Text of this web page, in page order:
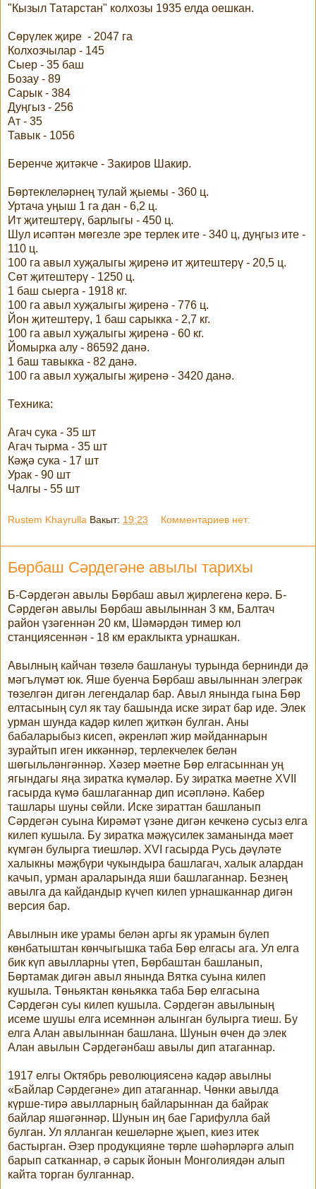
"Кызыл Татарстан" колхозы 1935 елда оешкан.
Сөрүлек җире - 2047 га
Колхозчылар - 145
Сыер - 35 баш
Бозау - 89
Сарык - 384
Дуңгыз - 256
Ат - 35
Тавык - 1056
Беренче җитәкче - Закиров Шакир.
Бөртеклеләрнең тулай җыемы - 360 ц.
Уртача уңыш 1 га дан - 6,2 ц.
Ит җитештерү, барлыгы - 450 ц.
Шул исәптән мөгезле эре терлек ите - 340 ц, дуңгыз ите -
110 ц.
100 га авыл хуҗалыгы җиренә ит җитештерү - 20,5 ц.
Сөт җитештерү - 1250 ц.
1 баш сыерга - 1918 кг.
100 га авыл хуҗалыгы җиренә - 776 ц.
Йон җитештерү, 1 баш сарыкка - 2,7 кг.
100 га авыл хуҗалыгы җиренә - 60 кг.
Йомырка алу - 86592 данә.
1 баш тавыкка - 82 данә.
100 га авыл хуҗалыгы җиренә - 3420 данә.
Техника:
Агач сука - 35 шт
Агач тырма - 35 шт
Кәҗә сука - 17 шт
Урак - 90 шт
Чалгы - 55 шт
Rustem Khayrulla Вакыт: 19:23 Комментариев нет:
Бөрбаш Сәрдегәне авылы тарихы
Б-Сәрдегән авылы Бөрбаш авыл җирлегенә керә. Б-
Сәрдегән авылы Бөрбаш авылыннан 3 км, Балтач
район үзәгеннән 20 км, Шәмәрдән тимер юл
станциясеннән - 18 км ераклыкта урнашкан.
Авылның кайчан төзелә башлануы турында бернинди дә
мәгълүмәт юк. Яше буенча Бөрбаш авылыннан элегрәк
төзелгән дигән легендалар бар. Авыл янында гына Бөр
елтасының сул як тау башында иске зират бар иде. Элек
урман шунда кадәр килеп җиткән булган. Аны
бабаларыбыз кисеп, әкренләп жир мәйданнарын
зурайтып иген иккәннәр, терлекчелек белән
шөгыльләнгәннәр. Хәзер мәетне Бөр елгасыннан уң
ягындагы яңа зиратка күмәләр. Бу зиратка мәетне ХVII
гасырда күмә башлаганнар дип исәпләнә. Кабер
ташлары шуны сөйли. Иске зираттан башланып
Сәрдегән суына Кирәмәт үзәне дигән кечкенә сусыз елга
килеп кушыла. Бу зиратка мәҗүсилек заманында мәет
күмгән булырга тиешләр. ХVI гасырда Русь дәүләте
халыкны мәҗбүри чукындыра башлагач, халык алардан
качып, урман араларында яши башлаганнар. Безнең
авылга да кайдандыр күчеп килеп урнашканнар дигән
версия бар.
Авылнын ике урамы белән аргы як урамын бүлеп
көнбатыштан көнчыгышка таба Бөр елгасы ага. Ул елга
бик күп авылларны үтеп, Бөрбаштан башланып,
Бөртамак дигән авыл янында Вятка суына килеп
кушыла. Төньяктан көньякка таба Бөр елгасына
Сәрдегән суы килеп кушыла. Сәрдегән авылының
исеме шушы елга исемннән алынган булырга тиеш. Бу
елга Алан авылыннан башлана. Шунын өчен дә элек
Алан авылын Сәрдегәнбаш авылы дип атаганнар.
1917 елгы Октябрь революциясенә кадәр авылны
«Байлар Сәрдегәне» дип атаганнар. Чөнки авылда
күрше-тирә авылларның байларыннан да байрак
байлар яшәгәннәр. Шунын иң бае Гарифулла бай
булган. Ул ялланган кешеләрне җыеп, киез итек
бастырган. Әзер продукцияне төрле шәһәрләргә алып
барып сатканнар, ә сарык йонын Монголиядән алып
кайта торган булганнар.